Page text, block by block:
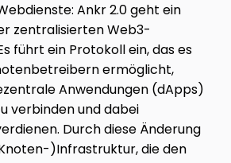
Ankr 2.0 geht ein
zentralisierten Web3-
führt ein Protokoll ein, das es
ermöglicht,
Anwendungen (dApps)
verbinden und dabei
Durch diese Änderung
)Infrastruktur, die den